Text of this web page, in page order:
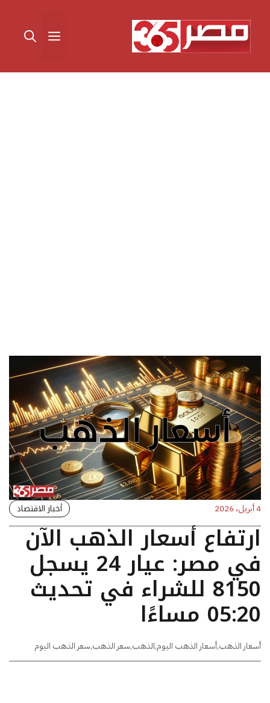
المحتوى القائمة
4 أبريل، 2026 أخبار الاقتصاد
ارتفاع أسعار الذهب الآن
في مصر: عيار 24 يسجل
8150 للشراء في تحديث
05:20 مساءًا
أسعار الذهب,أسعار الذهب اليوم,الذهب,سعر الذهب,سعر الذهب اليوم